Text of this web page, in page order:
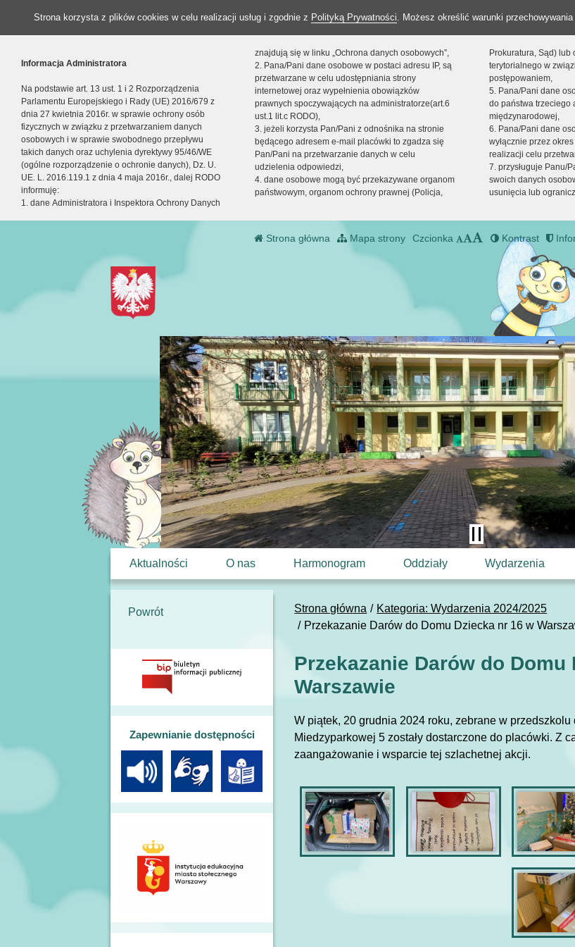
Strona korzysta z plików cookies w celu realizacji usług i zgodnie z Polityką Prywatności. Możesz określić warunki
Informacja Administratora
Na podstawie art. 13 ust. 1 i 2 Rozporządzenia
Parlamentu Europejskiego i Rady (UE) 2016/679 z
dnia 27 kwietnia 2016r. w sprawie ochrony osób
fizycznych w związku z przetwarzaniem danych
osobowych i w sprawie swobodnego przepływu
takich danych oraz uchylenia dyrektywy 95/46/WE
(ogólne rozporządzenie o ochronie danych), Dz. U.
UE. L. 2016.119.1 z dnia 4 maja 2016r., dalej RODO
informuję:
1. dane Administratora i Inspektora Ochrony Danych
znajdują się w linku „Ochrona danych osobowych”,
2. Pana/Pani dane osobowe w postaci adresu IP, są
przetwarzane w celu udostępniania strony
internetowej oraz wypełnienia obowiązków
prawnych spoczywających na administratorze(art.6
ust.1 lit.c RODO),
3. jeżeli korzysta Pan/Pani z odnośnika na stronie
będącego adresem e-mail placówki to zgadza się
Pan/Pani na przetwarzanie danych w celu
udzielenia odpowiedzi,
4. dane osobowe mogą być przekazywane organom
państwowym, organom ochrony prawnej (Policja,
Prokuratura, Sąd) lub
terytorialnego w
postępowaniem,
5. Pana/Pani dane
do państwa trzeciego
międzynarodowej,
6. Pana/Pani dane
wyłącznie przez
realizacji celu
7. przysługuje Panu/
swoich danych
usunięcia lub
Strona główna Mapa strony Czcionka Kontrast
Aktualności O nas Harmonogram Oddziały Wydarzenia
Strona główna
Kategoria: Wydarzenia 2024/2025
Przekazanie Darów do Domu Dziecka nr 16 w
Przekazanie Darów do Domu
Warszawie
W piątek, 20 grudnia 2024 roku, zebrane w
Miedzyparkowej 5 zostały dostarczone do placówki. Z
zaangażowanie i wsparcie tej szlachetnej akcji.
Powrót
Zapewnianie dostępności